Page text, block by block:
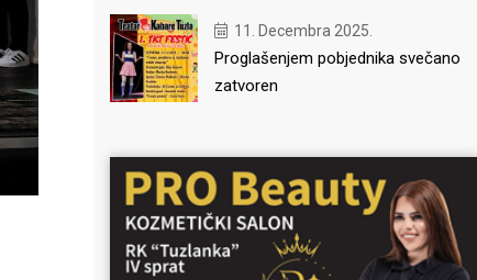
11. Decembra 2025.
Proglašenjem pobjednika svečano
zatvoren